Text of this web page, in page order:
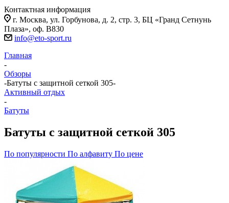
Контактная информация
г. Москва, ул. Горбунова, д. 2, стр. 3, БЦ «Гранд Сетнунь
Плаза», оф. В830
info@eto-sport.ru
Главная
-
Обзоры
-Батуты с защитной сеткой 305-
Активный отдых
-
Батуты
Батуты с защитной сеткой 305
По популярности По алфавиту По цене